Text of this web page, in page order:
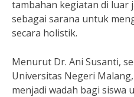
tambahan kegiatan di luar
sebagai sarana untuk
secara holistik.
Menurut Dr. Ani Susanti,
Universitas Negeri
menjadi wadah bagi siswa